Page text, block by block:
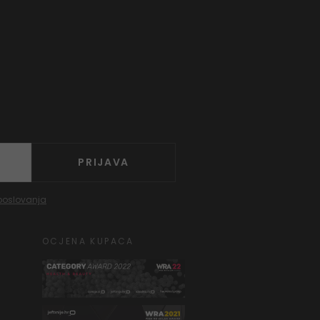
PRIJAVA
OCJENA KUPACA